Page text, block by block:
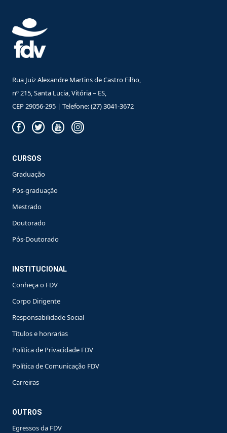
Rua Juiz Alexandre Martins de Castro Filho,
nº 215, Santa Lucia, Vitória – ES,
CEP 29056-295 | Telefone: (27) 3041-3672
CURSOS
Graduação
Pós-graduação
Mestrado
Doutorado
Pós-Doutorado
INSTITUCIONAL
Conheça o FDV
Corpo Dirigente
Responsabilidade Social
Títulos e honrarias
Política de Privacidade FDV
Política de Comunicação FDV
Carreiras
OUTROS
Egressos da FDV